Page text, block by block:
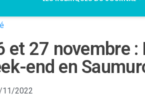
et 27 novembre
end en
11/2022